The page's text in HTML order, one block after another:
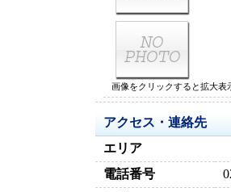
画像をクリックすると拡大表
アクセス・連絡先
エリア
電話番号